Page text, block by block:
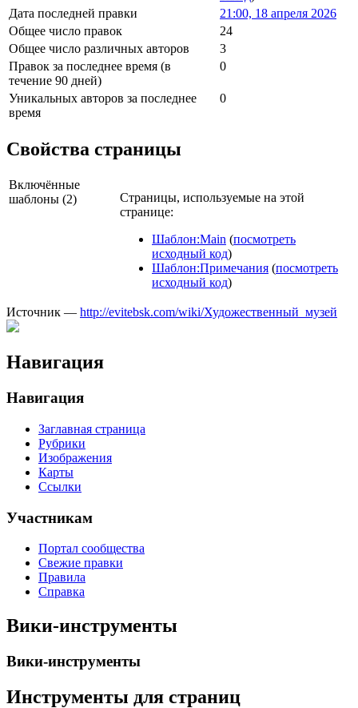
Дата последней правки
21:00, 18 апреля 2026
Общее число правок
24
Общее число различных авторов
3
Правок за последнее время (в
течение 90 дней)
0
Уникальных авторов за последнее
время
0
Свойства страницы
Включённые
шаблоны (2)
Страницы, используемые на этой
странице:
Шаблон:Main (посмотреть
исходный код)
Шаблон:Примечания (посмотреть
исходный код)
Источник — http://evitebsk.com/wiki/Художественный_музей
Навигация
Навигация
Заглавная страница
Рубрики
Изображения
Карты
Ссылки
Участникам
Портал сообщества
Свежие правки
Правила
Справка
Вики-инструменты
Вики-инструменты
Инструменты для страниц